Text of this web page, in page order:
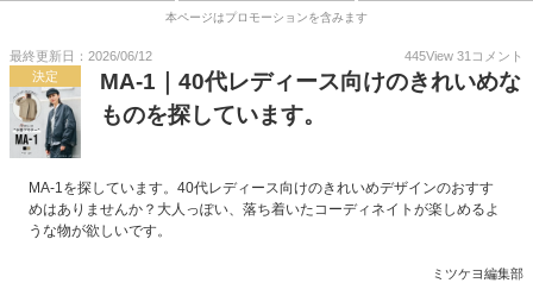
本ページはプロモーションを含みます
最終更新日：2026/06/12 445View 31 コメント
決定
MA-1｜40代レディース向けのきれいめな
ものを探しています。
MA-1を探しています。40代レディース向けのきれいめデザインのおすす
めはありませんか？大人っぽい、落ち着いたコーディネイトが楽しめるよ
うな物が欲しいです。
ミツケヨ編集部